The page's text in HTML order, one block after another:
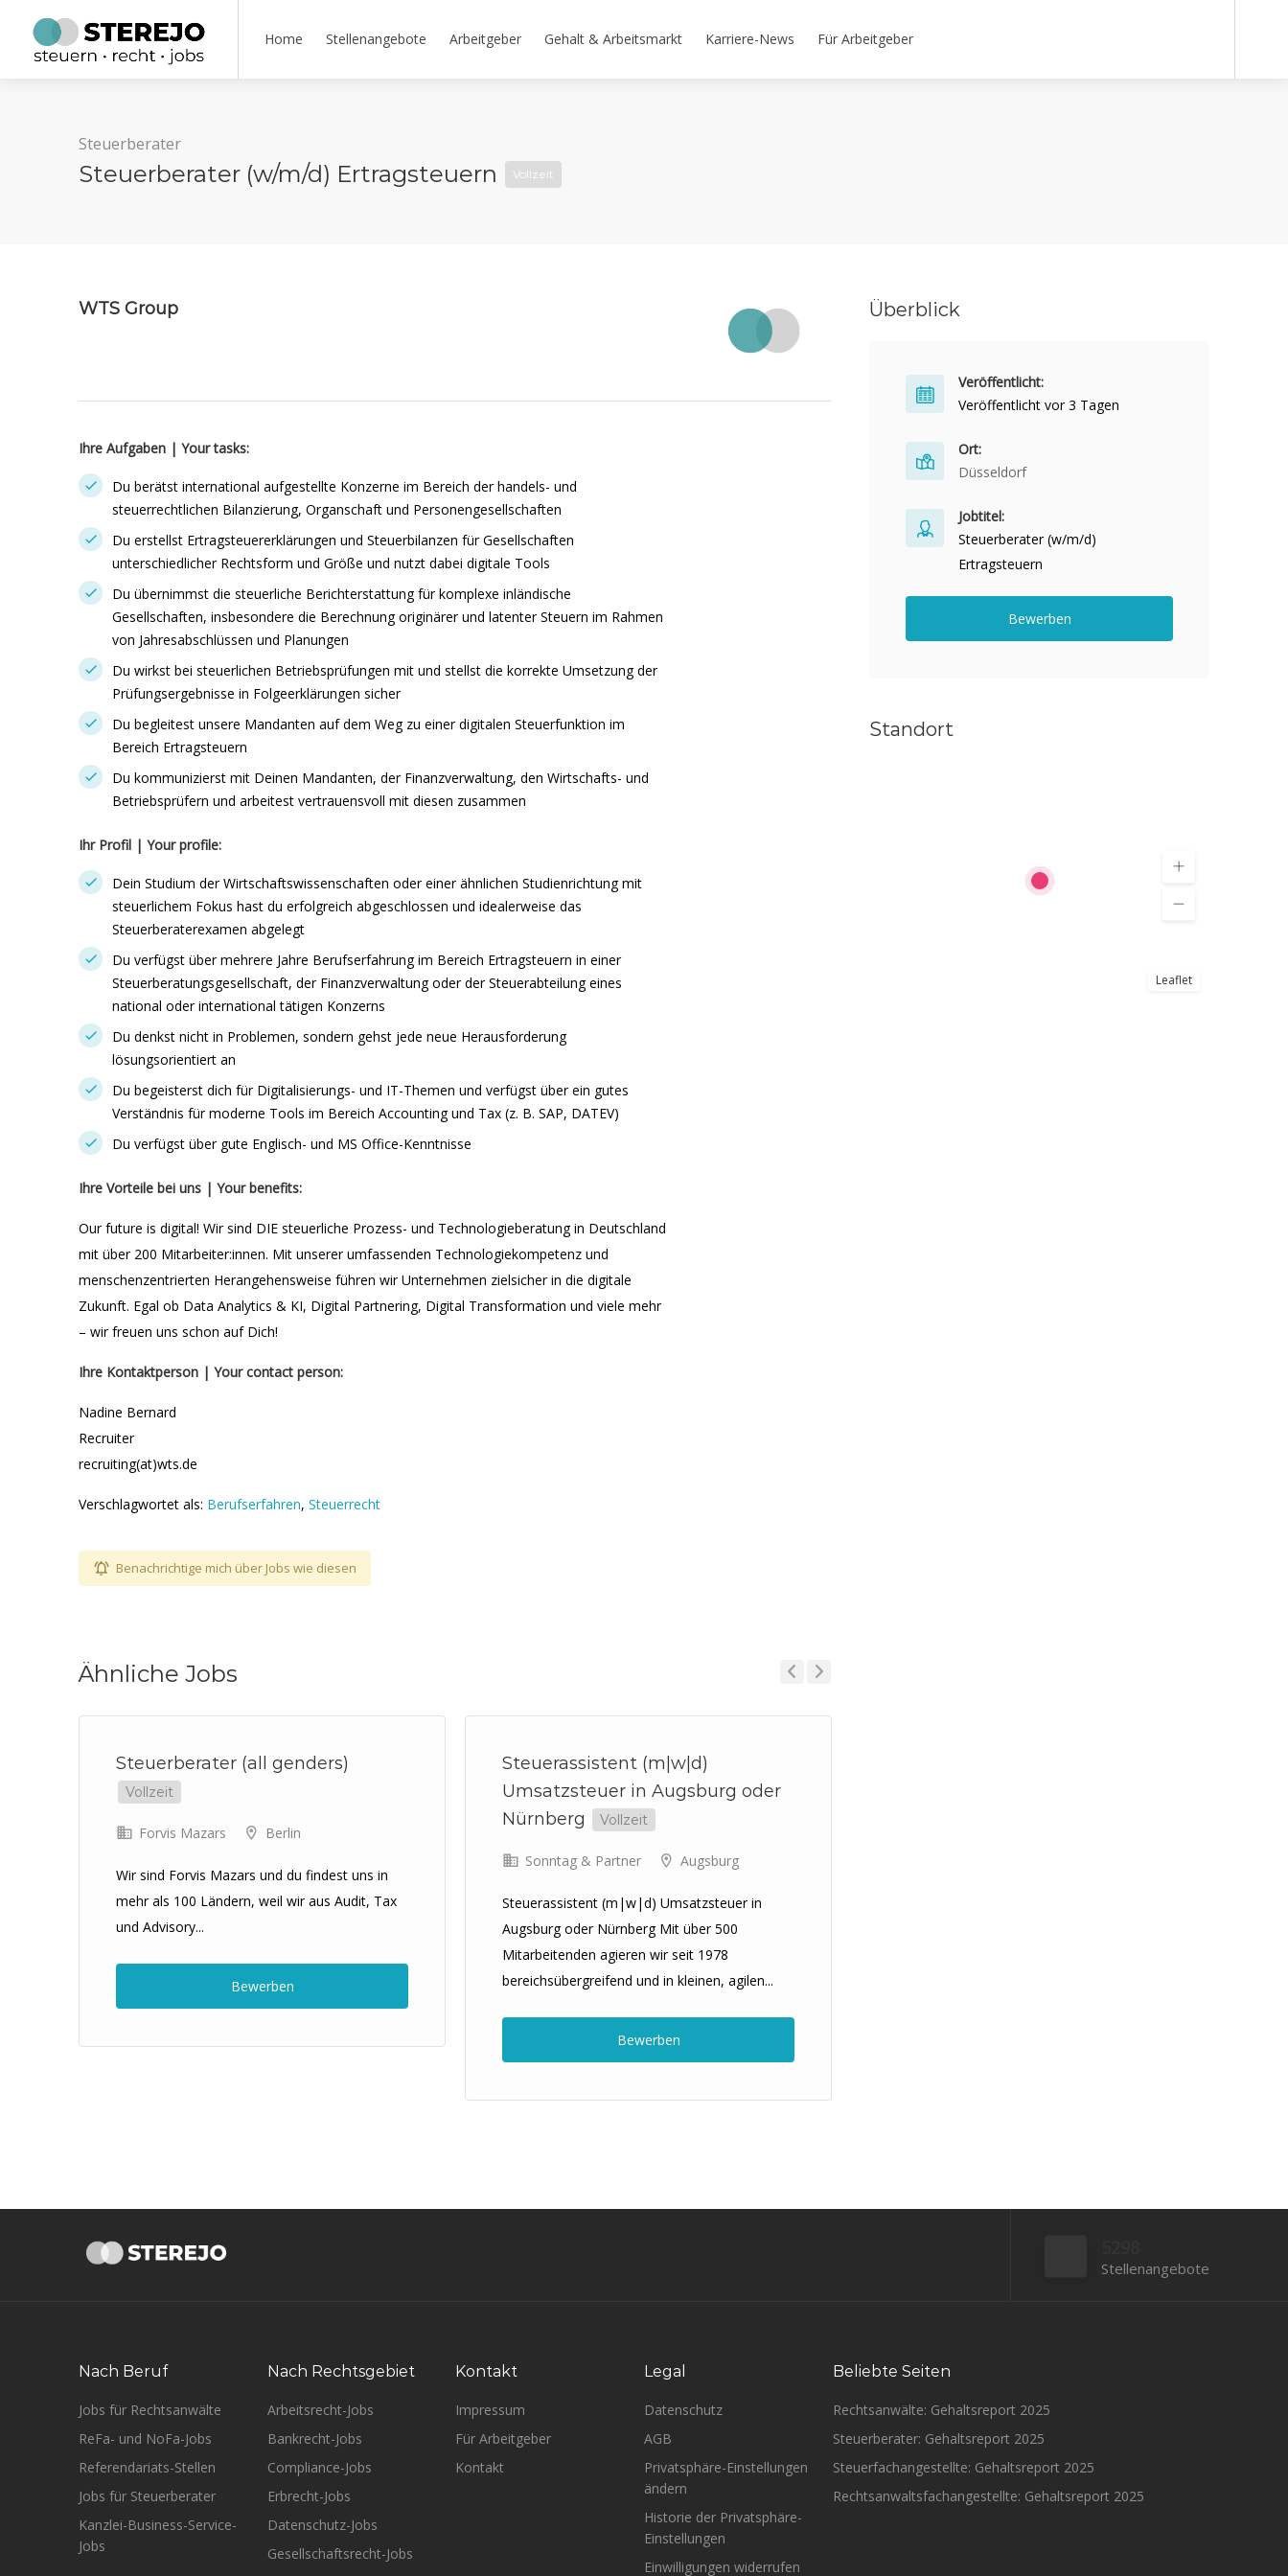
Home Stellenangebote Arbeitgeber Gehalt & Arbeitsmarkt Karriere-News Für Arbeitgeber
Steuerberater
Steuerberater (w/m/d) Ertragsteuern Vollzeit
WTS Group
Ihre Aufgaben | Your tasks:
Du berätst international aufgestellte Konzerne im Bereich der handels- und
steuerrechtlichen Bilanzierung, Organschaft und Personengesellschaften
Du erstellst Ertragsteuererklärungen und Steuerbilanzen für Gesellschaften
unterschiedlicher Rechtsform und Größe und nutzt dabei digitale Tools
Du übernimmst die steuerliche Berichterstattung für komplexe inländische
Gesellschaften, insbesondere die Berechnung originärer und latenter Steuern im Rahmen
von Jahresabschlüssen und Planungen
Du wirkst bei steuerlichen Betriebsprüfungen mit und stellst die korrekte Umsetzung der
Prüfungsergebnisse in Folgeerklärungen sicher
Du begleitest unsere Mandanten auf dem Weg zu einer digitalen Steuerfunktion im
Bereich Ertragsteuern
Du kommunizierst mit Deinen Mandanten, der Finanzverwaltung, den Wirtschafts- und
Betriebsprüfern und arbeitest vertrauensvoll mit diesen zusammen
Ihr Profil | Your profile:
Dein Studium der Wirtschaftswissenschaften oder einer ähnlichen Studienrichtung mit
steuerlichem Fokus hast du erfolgreich abgeschlossen und idealerweise das
Steuerberaterexamen abgelegt
Du verfügst über mehrere Jahre Berufserfahrung im Bereich Ertragsteuern in einer
Steuerberatungsgesellschaft, der Finanzverwaltung oder der Steuerabteilung eines
national oder international tätigen Konzerns
Du denkst nicht in Problemen, sondern gehst jede neue Herausforderung
lösungsorientiert an
Du begeisterst dich für Digitalisierungs- und IT-Themen und verfügst über ein gutes
Verständnis für moderne Tools im Bereich Accounting und Tax (z. B. SAP, DATEV)
Du verfügst über gute Englisch- und MS Office-Kenntnisse
Ihre Vorteile bei uns | Your benefits:
Our future is digital! Wir sind DIE steuerliche Prozess- und Technologieberatung in Deutschland
mit über 200 Mitarbeiter:innen. Mit unserer umfassenden Technologiekompetenz und
menschenzentrierten Herangehensweise führen wir Unternehmen zielsicher in die digitale
Zukunft. Egal ob Data Analytics & KI, Digital Partnering, Digital Transformation und viele mehr
– wir freuen uns schon auf Dich!
Ihre Kontaktperson | Your contact person:
Nadine Bernard
Recruiter
recruiting(at)wts.de
Verschlagwortet als: Berufserfahren, Steuerrecht
Benachrichtige mich über Jobs wie diesen
Ähnliche Jobs
Steuerberater (all genders)
Vollzeit
Forvis Mazars Berlin
Wir sind Forvis Mazars und du findest uns in
mehr als 100 Ländern, weil wir aus Audit, Tax
und Advisory...
Bewerben
Steuerassistent (m|w|d)
Umsatzsteuer in Augsburg oder
Nürnberg
Vollzeit
Sonntag & Partner Augsburg
Steuerassistent (m|w|d) Umsatzsteuer in
Augsburg oder Nürnberg Mit über 500
Mitarbeitenden agieren wir seit 1978
bereichsübergreifend und in kleinen, agilen...
Bewerben
Überblick
Veröffentlicht:
Veröffentlicht vor 3 Tagen
Ort:
Düsseldorf
Jobtitel:
Steuerberater (w/m/d)
Ertragsteuern
Bewerben
Standort
Leaflet
Stellenangebote
Nach Beruf
Jobs für Rechtsanwälte
ReFa- und NoFa-Jobs
Referendariats-Stellen
Jobs für Steuerberater
Kanzlei-Business-Service-
Jobs
Nach Rechtsgebiet
Arbeitsrecht-Jobs
Bankrecht-Jobs
Compliance-Jobs
Erbrecht-Jobs
Datenschutz-Jobs
Gesellschaftsrecht-Jobs
Kontakt
Impressum
Für Arbeitgeber
Kontakt
Legal
Datenschutz
AGB
Privatsphäre-Einstellungen
ändern
Historie der Privatsphäre-
Einstellungen
Einwilligungen widerrufen
Beliebte Seiten
Rechtsanwälte: Gehaltsreport 2025
Steuerberater: Gehaltsreport 2025
Steuerfachangestellte: Gehaltsreport 2025
Rechtsanwaltsfachangestellte: Gehaltsreport 2025